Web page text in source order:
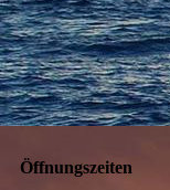
Öffnungszeiten